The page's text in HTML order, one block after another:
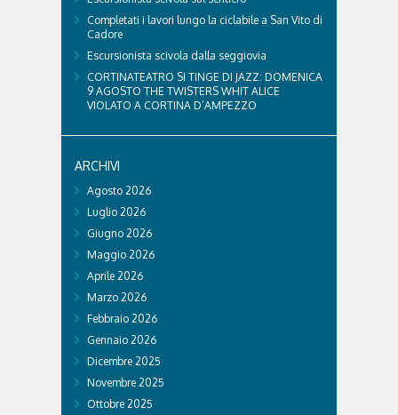
Completati i lavori lungo la ciclabile a San Vito di
Cadore
Escursionista scivola dalla seggiovia
CORTINATEATRO SI TINGE DI JAZZ: DOMENICA
9 AGOSTO THE TWISTERS WHIT ALICE
VIOLATO A CORTINA D’AMPEZZO
ARCHIVI
Agosto 2026
Luglio 2026
Giugno 2026
Maggio 2026
Aprile 2026
Marzo 2026
Febbraio 2026
Gennaio 2026
Dicembre 2025
Novembre 2025
Ottobre 2025